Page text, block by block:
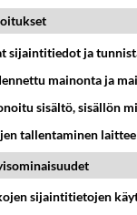
Mikkolaheittää.
peukuttaa.
meidän
Jalkaa
päällä. HUH!
on akrobatiaa,
uusinnat pyörivät
sijaintitiedot ja
mainonta ja
sisältö, sisällön
tallentaminen
sijaintitietojen